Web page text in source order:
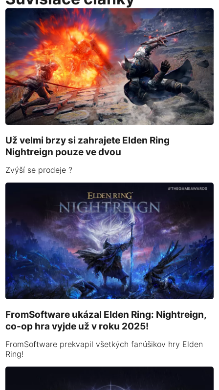
Už velmi brzy si zahrajete Elden Ring
Nightreign pouze ve dvou
Zvýší se prodeje ?
FromSoftware ukázal Elden Ring: Nightreign,
co-op hra vyjde už v roku 2025!
FromSoftware prekvapil všetkých fanúšikov hry Elden
Ring!